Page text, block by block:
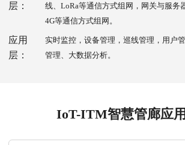
层：
线、LoRa等通信方式组网，网关与服务
4G等通信方式组网。
应用
层：
实时监控，设备管理，巡线管理，用户
管理、大数据分析。
IoT-ITM智慧管廊应